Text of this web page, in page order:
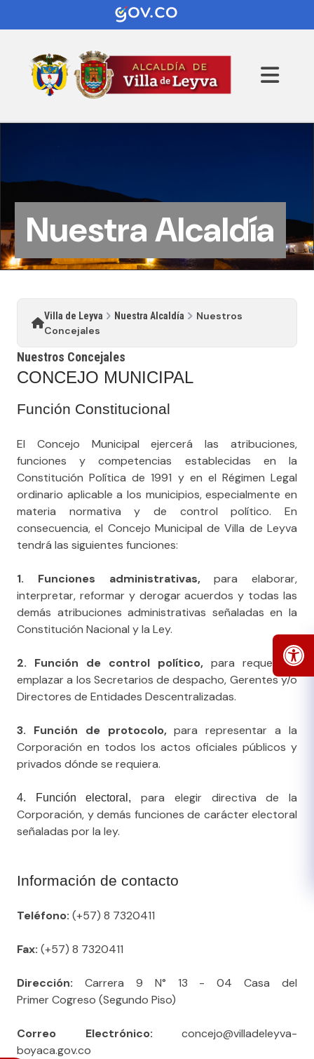
Nuestra Alcaldía
Villa de Leyva Nuestra Alcaldía
Nuestros
Concejales
Nuestros Concejales
CONCEJO MUNICIPAL
Función Constitucional
El Concejo Municipal ejercerá las atribuciones,
funciones y competencias establecidas en la
Constitución Política de 1991 y en el Régimen Legal
ordinario aplicable a los municipios, especialmente en
materia normativa y de control político. En
consecuencia, el Concejo Municipal de Villa de Leyva
tendrá las siguientes funciones:
1. Funciones administrativas,para elaborar,
interpretar, reformar y derogar acuerdos y todas las
demás atribuciones administrativas señaladas en la
Constitución Nacional y la Ley.
2. Función de control político, para requerir y
emplazar a los Secretarios de despacho, Gerentes y/o
Directores de Entidades Descentralizadas.
3. Función de protocolo,para representar a la
Corporación en todos los actos oficiales públicos y
privados dónde se requiera.
4. Función electoral,
para elegir directiva de la
Corporación, y demás funciones de carácter electoral
señaladas por la ley.
Información de conta​cto
Teléfono: (+57) 8 7320411
Fax: (+57) 8 7320411
Dirección: Carrera 9 N° 13 - 04 Casa del
Primer Cogreso (Segundo Piso)
Correo Electrónico: concejo@villadeleyva-
boyaca.gov.co